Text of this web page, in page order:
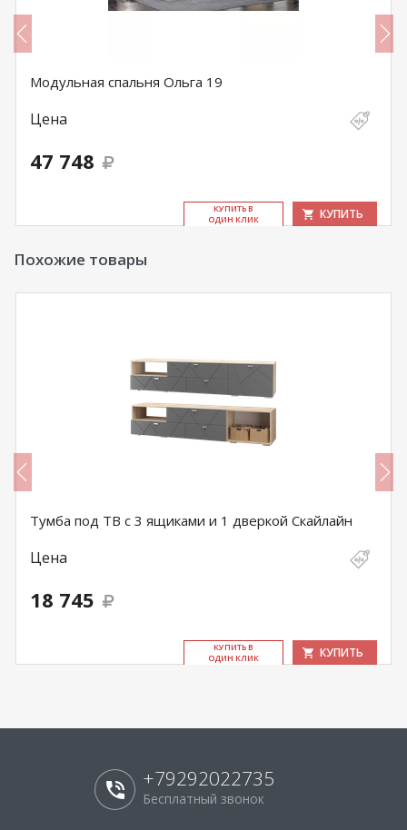
Модульная спальня Ольга 19
Цена
47 748
КУ­ПИТЬ В
ОДИН КЛИК
КУПИТЬ
Похожие товары
Тумба под ТВ с 3 ящиками и 1 дверкой Скайлайн
Цена
18 745
КУ­ПИТЬ В
ОДИН КЛИК
КУПИТЬ
+79292022735
Бесплатный звонок